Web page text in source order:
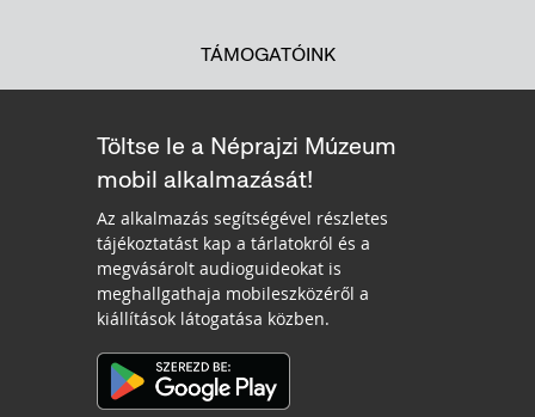
TÁMOGATÓINK
Töltse le a Néprajzi Múzeum
mobil alkalmazását!
Az alkalmazás segítségével részletes
tájékoztatást kap a tárlatokról és a
megvásárolt audioguideokat is
meghallgathaja mobileszközéről a
kiállítások látogatása közben.